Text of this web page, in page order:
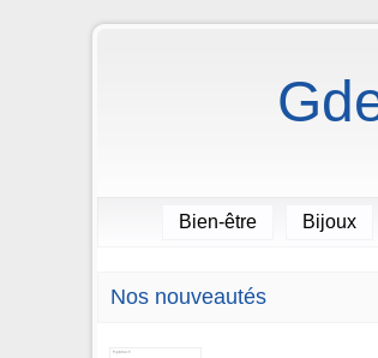
Bien-être Bijoux
Nos nouveautés